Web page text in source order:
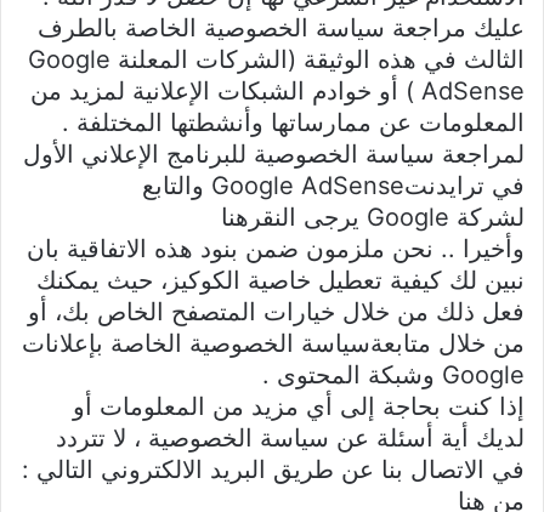
عليك مراجعة سياسة الخصوصية الخاصة بالطرف
الثالث في هذه الوثيقة (الشركات المعلنة Google
AdSense ) أو خوادم الشبكات الإعلانية لمزيد من
المعلومات عن ممارساتها وأنشطتها المختلفة .
لمراجعة سياسة الخصوصية للبرنامج الإعلاني الأول
في ترايدنتGoogle AdSense والتابع
لشركة Google يرجى النقرهنا
وأخيرا .. نحن ملزمون ضمن بنود هذه الاتفاقية بان
نبين لك كيفية تعطيل خاصية الكوكيز، حيث يمكنك
فعل ذلك من خلال خيارات المتصفح الخاص بك، أو
من خلال متابعةسياسة الخصوصية الخاصة بإعلانات
Google وشبكة المحتوى .
إذا كنت بحاجة إلى أي مزيد من المعلومات أو
لديك أية أسئلة عن سياسة الخصوصية ، لا تتردد
في الاتصال بنا عن طريق البريد الالكتروني التالي :
من هنا